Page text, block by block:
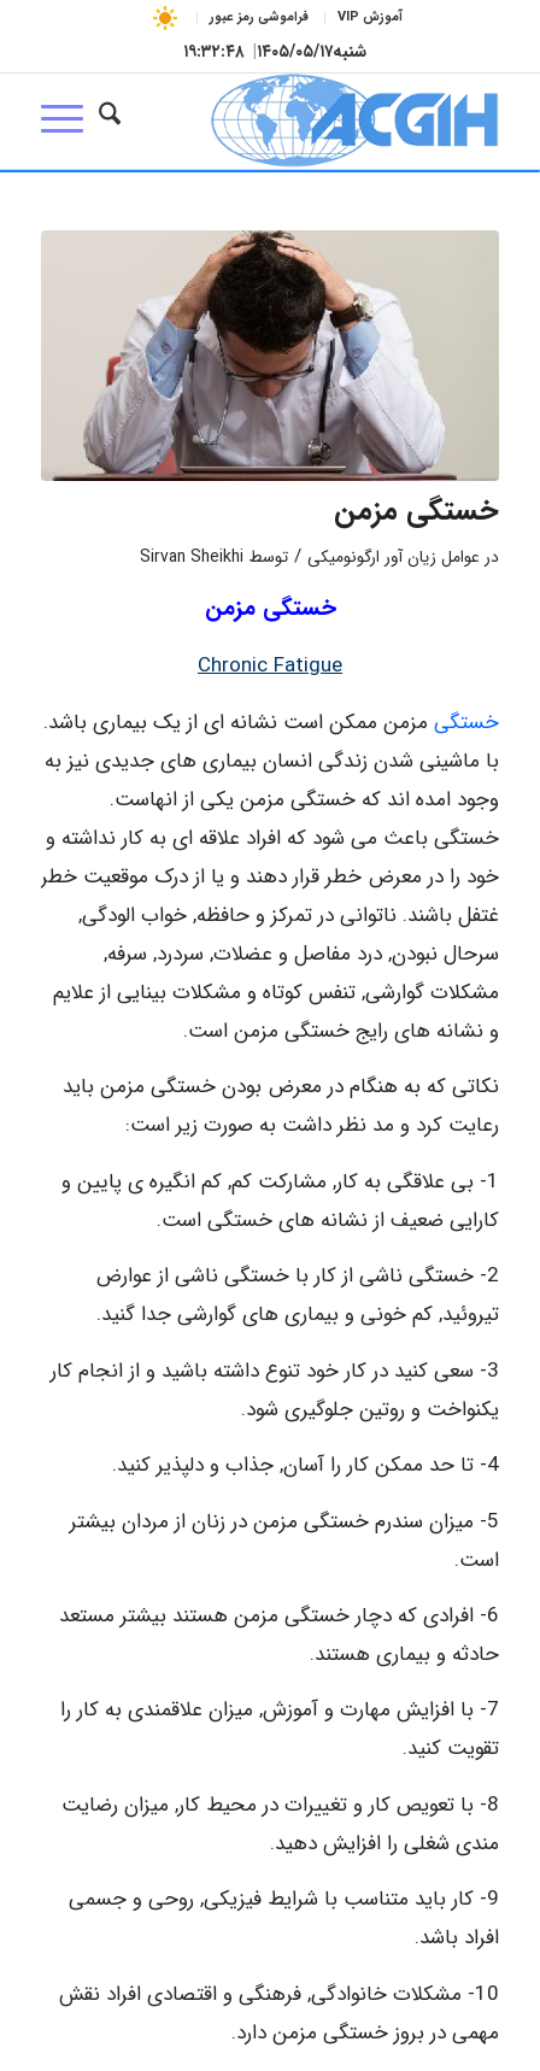
آموزش VIP فراموشی رمز عبور
شنبه۱۴۰۵/۰۵/۱۷| ۱۹:۳۲:۴۸
خستگی مزمن
در عوامل زیان آور ارگونومیکی / توسط Sirvan Sheikhi
خستگی مزمن
Chronic Fatigue
خستگیمزمن ممکن است نشانه ای از یک بیماری باشد.
با ماشینی شدن زندگی انسان بیماری های جدیدی نیز به
وجود امده اند که خستگی مزمن یکی از انهاست.
خستگی باعث می شود که افراد علاقه ای به کار نداشته و
خود را در معرض خطر قرار دهند و یا از درک موقعیت خطر
غتفل باشند. ناتوانی در تمرکز و حافظه, خواب الودگی,
سرحال نبودن, درد مفاصل و عضلات, سردرد, سرفه,
مشکلات گوارشی, تنفس کوتاه و مشکلات بینایی از علایم
و نشانه های رایج خستگی مزمن است.
نکاتی که به هنگام در معرض بودن خستگی مزمن باید
رعایت کرد و مد نظر داشت به صورت زیر است:
1- بی علاقگی به کار, مشارکت کم, کم انگیره ی پایین و
کارایی ضعیف از نشانه های خستگی است.
2- خستگی ناشی از کار با خستگی ناشی از عوارض
تیروئید, کم خونی و بیماری های گوارشی جدا گنید.
3- سعی کنید در کار خود تنوع داشته باشید و از انجام کار
یکنواخت و روتین جلوگیری شود.
4- تا حد ممکن کار را آسان, جذاب و دلپذیر کنید.
5- میزان سندرم خستگی مزمن در زنان از مردان بیشتر
است.
6- افرادی که دچار خستگی مزمن هستند بیشتر مستعد
حادثه و بیماری هستند.
7- با افزایش مهارت و آموزش, میزان علاقمندی به کار را
تقویت کنید.
8- با تعویص کار و تغییرات در محیط کار, میزان رضایت
مندی شغلی را افزایش دهید.
9- کار باید متناسب با شرایط فیزیکی, روحی و جسمی
افراد باشد.
10- مشکلات خانوادگی, فرهنگی و اقتصادی افراد نقش
مهمی در بروز خستگی مزمن دارد.